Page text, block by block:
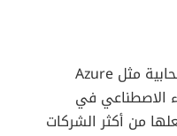
تركيزها على خدمات الحوسبة السحابية مثل Azure
الاصطناعي في
من أكثر الشركات